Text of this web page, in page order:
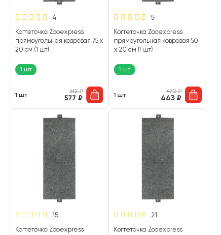
4
Когтеточка Zooexpress
прямоугольная ковровая 75 х
20 см (1 шт)
1 шт
1 шт
612₽
577 ₽
5
Когтеточка Zooexpress
прямоугольная ковровая 50
х 20 см (1 шт)
1 шт
1 шт
470₽
443 ₽
15
Когтеточка Zooexpress
21
Когтеточка Zooexpress